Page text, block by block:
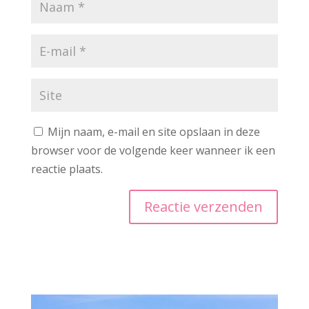
Mijn naam, e-mail en site opslaan in deze
browser voor de volgende keer wanneer ik een
reactie plaats.